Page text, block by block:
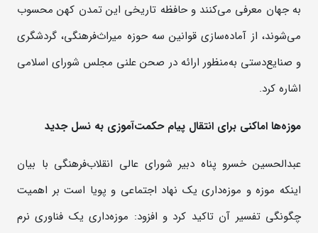
به جهان معرفی می‌کنند و حافظه تاریخی این تمدن کهن محسوب
می‌شوند، از آماده‌سازی قوانین سه حوزه میراث‌فرهنگی، گردشگری
و صنایع‌دستی به‌منظور ارائه در صحن علنی مجلس شورای اسلامی
اشاره کرد.
موزه‌ها اماکنی برای انتقال پیام حکمت‌آموزی به نسل جدید
عبدالحسین خسرو پناه دبیر شورای عالی انقلاب‌فرهنگی با بیان
اینکه موزه و موزه‌داری یک نهاد اجتماعی و پویا است بر اهمیت
چگونگی تفسیر آن تاکید کرد و افزود: موزه‌داری یک فناوری نرم